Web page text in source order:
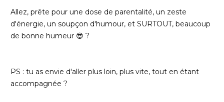
Allez, prête pour une dose de parentalité, un zeste
d'énergie, un soupçon d'humour, et SURTOUT, beaucoup
de bonne humeur 😎 ?
PS : tu as envie d'aller plus loin, plus vite, tout en étant
accompagnée ?